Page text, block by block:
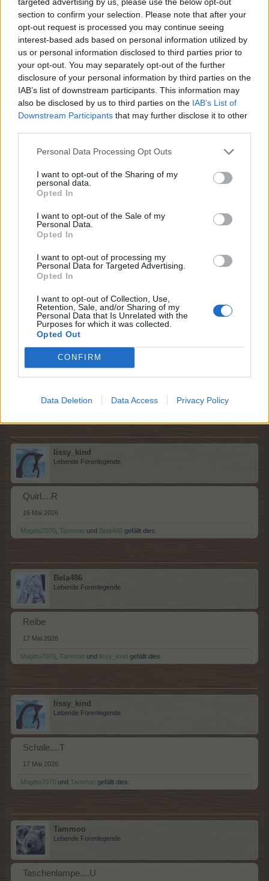
section to confirm your selection. Please note that after your
opt-out request is processed you may continue seeing
interest-based ads based on personal information utilized by
us or personal information disclosed to third parties prior to
your opt-out. You may separately opt-out of the further
disclosure of your personal information by third parties on the
IAB’s list of downstream participants. This information may
also be disclosed by us to third parties on the IAB’s List of
Downstream Participants that may further disclose it to other
Personal Data Processing Opt Outs
I want to opt-out of the Sharing of my
personal data.
Opted In
I want to opt-out of the Sale of my
Personal Data.
Opted In
I want to opt-out of processing my
Personal Data for Targeted Advertising.
Opted In
I want to opt-out of Collection, Use,
Retention, Sale, and/or Sharing of my
Personal Data that Is Unrelated with the
Purposes for which it was collected.
Opted Out
CONFIRM
Data Deletion Data Access Privacy Policy
15 Mai 2026
Magitta7070,lissy_kindundSweet_Bubble gefällt dies.
Sweet_Bubble
Lebende Forenlegende
Nasenspray .. O
15 Mai 2026
Tammooundlissy_kindgefällt dies.
16 Mai 2026
Magitta7070und Tammoo
Tammoo
Lebende Forenlegende
Pinsel....Q/R
Magitta7070undlissy_kind gefällt dies.
lissy_kind
Lebende Forenlegende
Quirl....R
16 Mai 2026
Magitta7070 Tammoo und Bela486 gefällt dies.
Bela486
Lebende Forenlegende
Reibe
17 Mai 2026
Magitta7070 Tammoo und lissy_kind gefällt dies.
lissy_kind
Lebende Forenlegende
Schale....T
17 Mai 2026
Magitta7070 und Tammoo gefällt dies.
Tammoo
Lebende Forenlegende
Taschenlampe....U